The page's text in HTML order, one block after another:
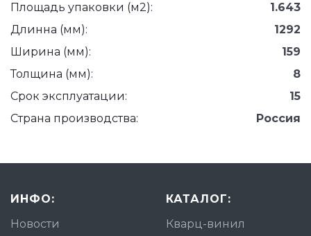
Площадь упаковки (м2):
1.643
Длинна (мм):
1292
Ширина (мм):
159
Толщина (мм):
8
Срок эксплуатации:
15
Страна производства:
Россия
ИНФО:
Новости
КАТАЛОГ:
Кварц-винил